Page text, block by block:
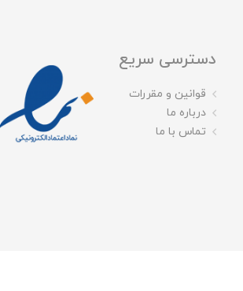
دسترسی سریع
قوانین و مقررات
درباره ما
تماس با ما